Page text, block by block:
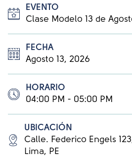
EVENTO
Clase Modelo 13 de
FECHA
Agosto 13, 2026
HORARIO
04:00 PM - 05:00 PM
UBICACIÓN
Calle. Federico Engels
Lima, PE